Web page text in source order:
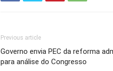
Previous article
Governo envia PEC da reforma
para análise do Congresso